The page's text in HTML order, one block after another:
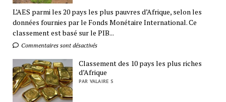
L’AES parmi les 20 pays les plus pauvres d’Afrique, selon les
données fournies par le Fonds Monétaire International. Ce
classement est basé sur le PIB...
Commentaires sont désactivés
Classement des 10 pays les plus riches
d’Afrique
PAR VALAIRE S